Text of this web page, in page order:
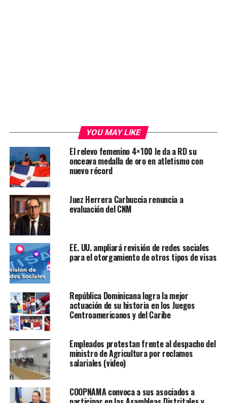
YOU MAY LIKE
El relevo femenino 4×100 le da a RD su
onceava medalla de oro en atletismo con
nuevo récord
Juez Herrera Carbuccia renuncia a
evaluación del CNM
EE. UU. ampliará revisión de redes sociales
para el otorgamiento de otros tipos de visas
República Dominicana logra la mejor
actuación de su historia en los Juegos
Centroamericanos y del Caribe
Empleados protestan frente al despacho del
ministro de Agricultura por reclamos
salariales (video)
COOPNAMA convoca a sus asociados a